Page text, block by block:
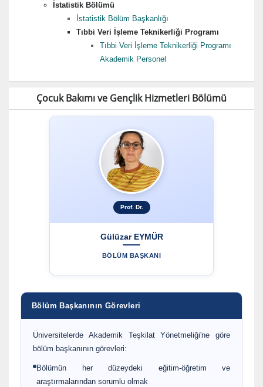
İstatistik Bölümü
İstatistik Bölüm Başkanlığı
Tıbbi Veri İşleme Teknikerliği Programı
Tıbbi Veri İşleme Teknikerliği Programı
Akademik Personel
Çocuk Bakımı ve Gençlik Hizmetleri Bölümü
Prof. Dr.
Gülüzar EYMÜR
BÖLÜM BAŞKANI
Bölüm Başkanının Görevleri
Üniversitelerde Akademik Teşkilat Yönetmeliği'ne göre
bölüm başkanının görevleri:
Bölümün her düzeydeki eğitim-öğretim ve
araştırmalarından sorumlu olmak